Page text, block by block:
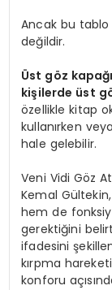
Ancak bu
değildir.
Üst göz
kişilerde üst
özellikle kitap
kullanırken
hale gelebilir.
Veni Vidi Göz
Kemal
hem de
gerektiğini
ifadesini
kırpma
konforu